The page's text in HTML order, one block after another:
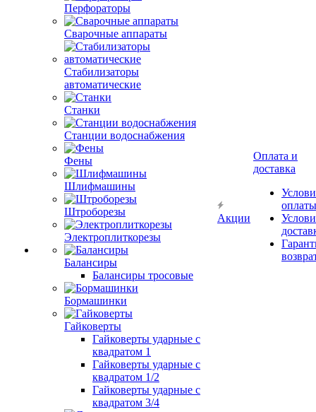
Перфораторы
Сварочные аппараты
Стабилизаторы
автоматические
Станки
Станции водоснабжения
Фены
Шлифмашины
Штроборезы
Электроплиткорезы
Балансиры
Балансиры тросовые
Бормашинки
Гайковерты
Гайковерты ударные с
квадратом 1
Гайковерты ударные с
квадратом 1/2
Гайковерты ударные с
квадратом 3/4
Акции
Оплата и
доставка
оплаты